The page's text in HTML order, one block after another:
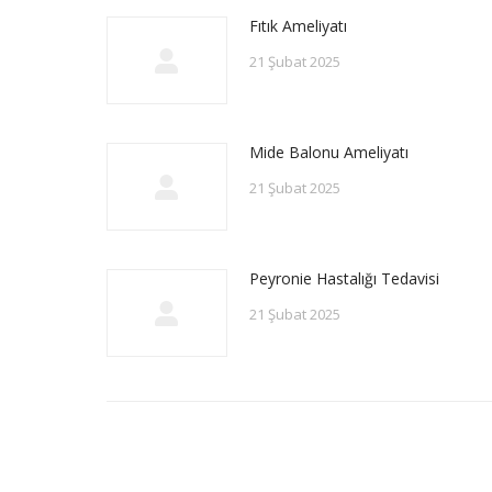
Fıtık Ameliyatı
21 Şubat 2025
Mide Balonu Ameliyatı
21 Şubat 2025
Peyronie Hastalığı Tedavisi
21 Şubat 2025